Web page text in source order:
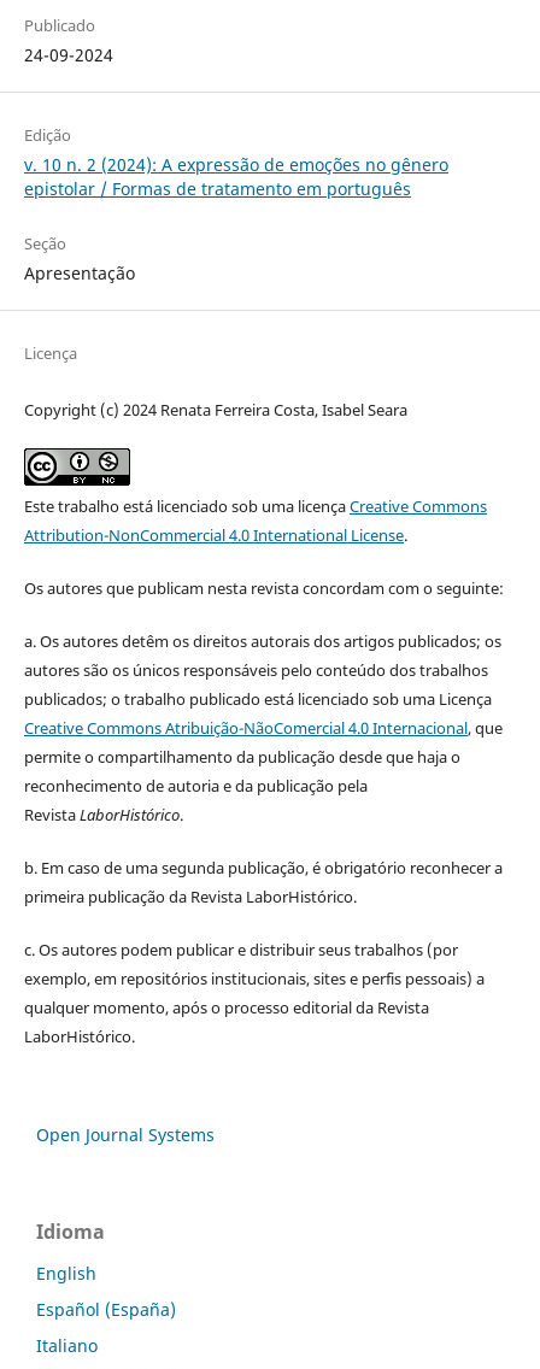
Publicado
24-09-2024
Edição
v. 10 n. 2 (2024): A expressão de emoções no gênero
epistolar / Formas de tratamento em português
Seção
Apresentação
Licença
Copyright (c) 2024 Renata Ferreira Costa, Isabel Seara
Este trabalho está licenciado sob uma licençaCreative Commons
Attribution-NonCommercial 4.0 International License.
Os autores que publicam nesta revista concordam com o seguinte:
a.Os autores detêm os direitos autorais dos artigos publicados; os
autores são os únicos responsáveis pelo conteúdo dos trabalhos
publicados; o trabalho publicado está licenciado sob uma Licença
Creative Commons Atribuição-NãoComercial 4.0 Internacional, que
permite o compartilhamento da publicação desde que haja o
reconhecimento de autoria e da publicação pela
RevistaLaborHistórico.
b. Em caso de uma segunda publicação, é obrigatório reconhecer a
primeira publicação da Revista LaborHistórico.
c. Os autores podem publicar e distribuir seus trabalhos (por
exemplo, em repositórios institucionais, sites e perfis pessoais) a
qualquer momento, após o processo editorial da Revista
LaborHistórico.
Open Journal Systems
Idioma
English
Español (España)
Italiano